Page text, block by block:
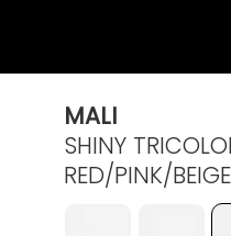
MALI
SHINY
RED/PINK/BEIGE